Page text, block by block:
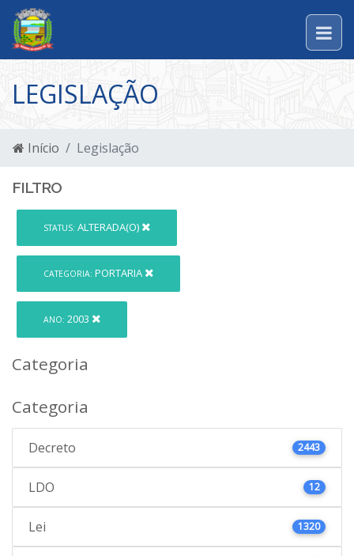
LEGISLAÇÃO
Início Legislação
FILTRO
STATUS: ALTERADA(O)
CATEGORIA: PORTARIA
ANO: 2003
Categoria
Categoria
Decreto 2443
LDO 12
Lei 1320